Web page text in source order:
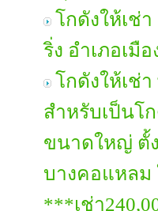
โกดังให้เช่
ริ่ง อำเภอเมื
โกดังให้เช่
สำหรับเป็นโ
ขนาดใหญ่ ตั้
บางคอแหลม
***เช่า